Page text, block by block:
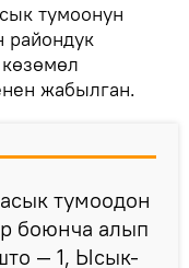
тумоонун
жабылган.
тумоодон
боюнча алып
— 1, Ысык-